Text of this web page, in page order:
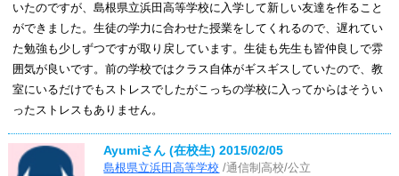
いたのですが、島根県立浜田高等学校に入学して新しい友達を作ること
ができました。生徒の学力に合わせた授業をしてくれるので、遅れてい
た勉強も少しずつですが取り戻しています。生徒も先生も皆仲良しで雰
囲気が良いです。前の学校ではクラス自体がギスギスしていたので、教
室にいるだけでもストレスでしたがこっちの学校に入ってからはそうい
ったストレスもありません。
Ayumiさん (在校生)2015/02/05
島根県立浜田高等学校 /通信制高校/公立